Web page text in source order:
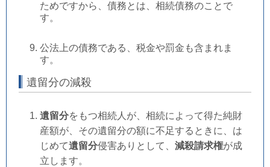
ためですから、債務とは、相続債務のことで
す。
公法上の債務である、税金や罰金も含まれま
す。
遺留分の減殺
遺留分をもつ相続人が、相続によって得た純財
産額が、その遺留分の額に不足するときに、は
じめて遺留分侵害ありとして、 減殺請求権が成
立します。